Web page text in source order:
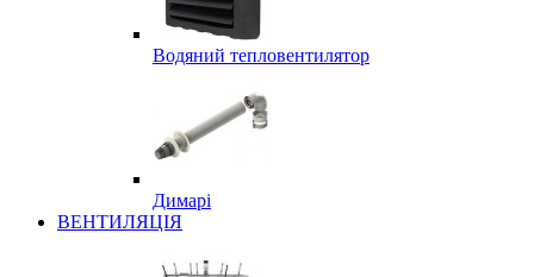
Водяний тепловентилятор
Димарі
ВЕНТИЛЯЦІЯ